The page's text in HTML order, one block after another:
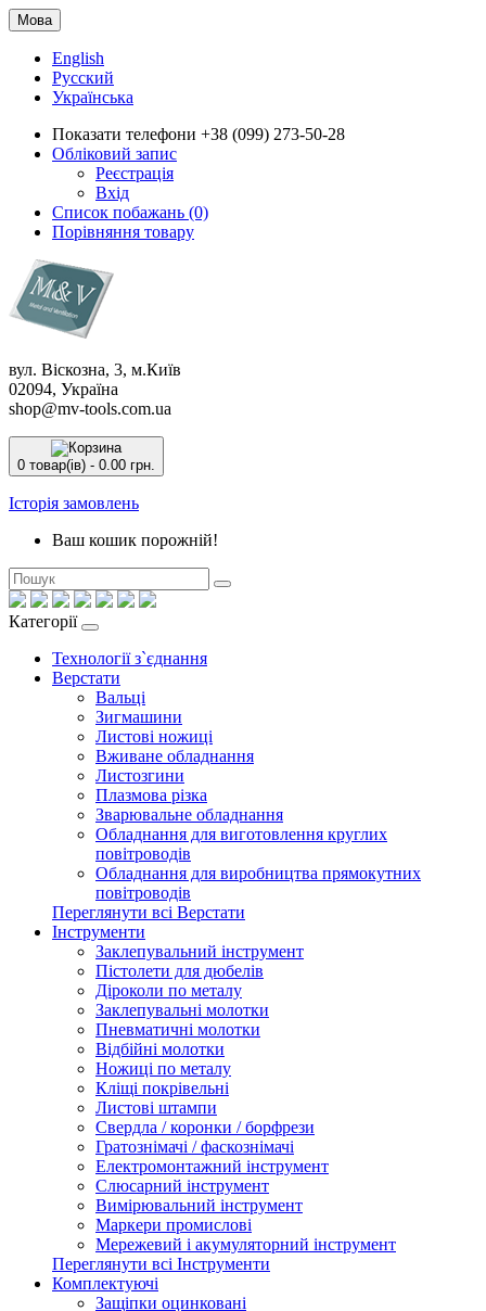
Мова
English
Русский
Українська
Показати телефони +38 (099) 273-50-28
Обліковий запис
Реєстрація
Вхід
Список побажань (0)
Порівняння товару
вул. Віскозна, 3, м.Київ
02094, Україна
shop@mv-tools.com.ua
0 товар(ів) - 0.00 грн.
Історія замовлень
Ваш кошик порожній!
Категорії
Технології з`єднання
Верстати
Вальці
Зигмашини
Листові ножиці
Вживане обладнання
Листозгини
Плазмова різка
Зварювальне обладнання
Обладнання для виготовлення круглих
повітроводів
Обладнання для виробництва прямокутних
повітроводів
Переглянути всі Верстати
Інструменти
Заклепувальний інструмент
Пістолети для дюбелів
Діроколи по металу
Заклепувальні молотки
Пневматичні молотки
Відбійні молотки
Ножиці по металу
Кліщі покрівельні
Листові штампи
Свердла / коронки / борфрези
Гратознімачі / фаскознімачі
Електромонтажний інструмент
Слюсарний інструмент
Вимірювальний інструмент
Маркери промислові
Мережевий і акумуляторний інструмент
Переглянути всі Інструменти
Комплектуючі
Защіпки оцинковані